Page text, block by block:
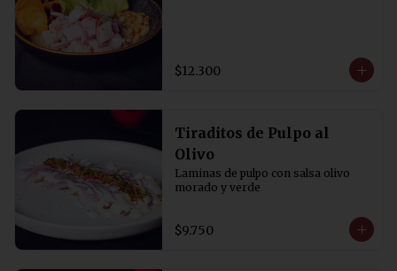
$12.300
Tiraditos de Pulpo al
Olivo
Laminas de pulpo con salsa olivo
morado y verde
$9.750